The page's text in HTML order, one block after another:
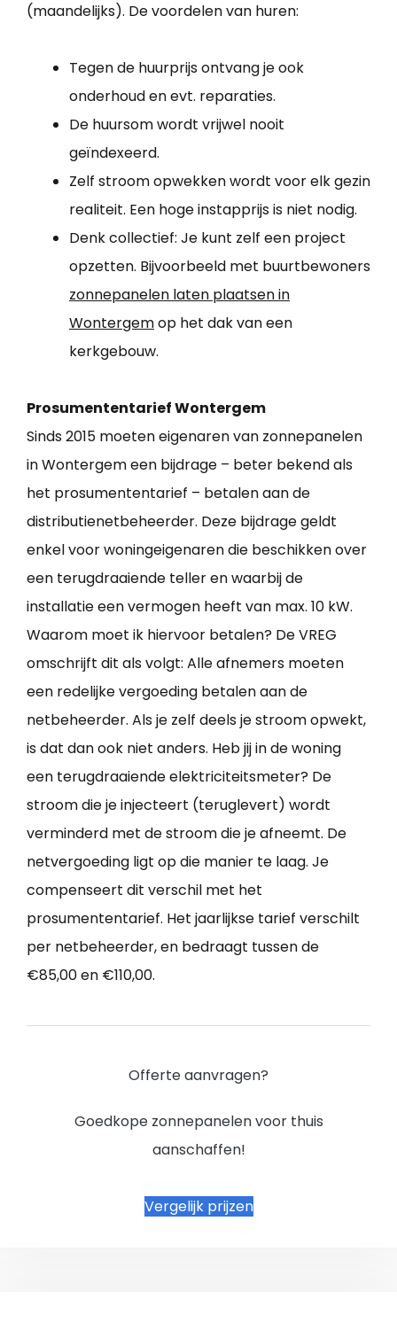
(maandelijks). De voordelen van huren:
Tegen de huurprijs ontvang je ook
onderhoud en evt. reparaties.
De huursom wordt vrijwel nooit
geïndexeerd.
Zelf stroom opwekken wordt voor elk gezin
realiteit. Een hoge instapprijs is niet nodig.
Denk collectief: Je kunt zelf een project
opzetten. Bijvoorbeeld met buurtbewoners
zonnepanelen laten plaatsen in
Wontergemop het dak van een
kerkgebouw.
Prosumententarief Wontergem
Sinds 2015 moeten eigenaren van zonnepanelen
in Wontergem een bijdrage – beter bekend als
het prosumententarief – betalen aan de
distributienetbeheerder. Deze bijdrage geldt
enkel voor woningeigenaren die beschikken over
een terugdraaiende teller en waarbij de
installatie een vermogen heeft van max. 10 kW.
Waarom moet ik hiervoor betalen? De VREG
omschrijft dit als volgt: Alle afnemers moeten
een redelijke vergoeding betalen aan de
netbeheerder. Als je zelf deels je stroom opwekt,
is dat dan ook niet anders. Heb jij in de woning
een terugdraaiende elektriciteitsmeter? De
stroom die je injecteert (teruglevert) wordt
verminderd met de stroom die je afneemt. De
netvergoeding ligt op die manier te laag. Je
compenseert dit verschil met het
prosumententarief. Het jaarlijkse tarief verschilt
per netbeheerder, en bedraagt tussen de
€85,00 en €110,00.
Offerte aanvragen?
Goedkope zonnepanelen voor thuis
aanschaffen!
Vergelijk prijzen